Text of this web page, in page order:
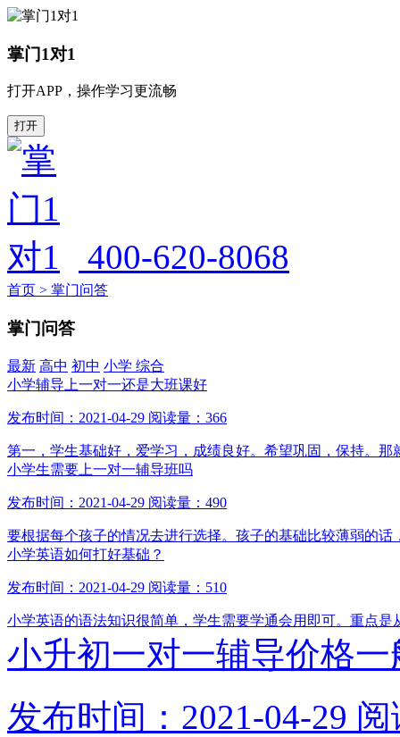
掌门1对1
打开APP，操作学习更流畅
打开
400-620-8068
首页 > 掌门问答
掌门问答
最新 高中 初中 小学 综合
小学辅导上一对一还是大班课好
发布时间：2021-04-29 阅读量：366
第一，学生基础好，爱学习，成绩良好。希望巩固，保持。那
小学生需要上一对一辅导班吗
发布时间：2021-04-29 阅读量：490
要根据每个孩子的情况去进行选择。孩子的基础比较薄弱的话
小学英语如何打好基础？
发布时间：2021-04-29 阅读量：510
小学英语的语法知识很简单，学生需要学通会用即可。重点是
小升初一对一辅导价格
发布时间：2021-04-29 阅